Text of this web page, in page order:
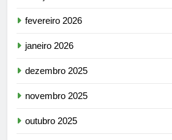
fevereiro 2026
janeiro 2026
dezembro 2025
novembro 2025
outubro 2025